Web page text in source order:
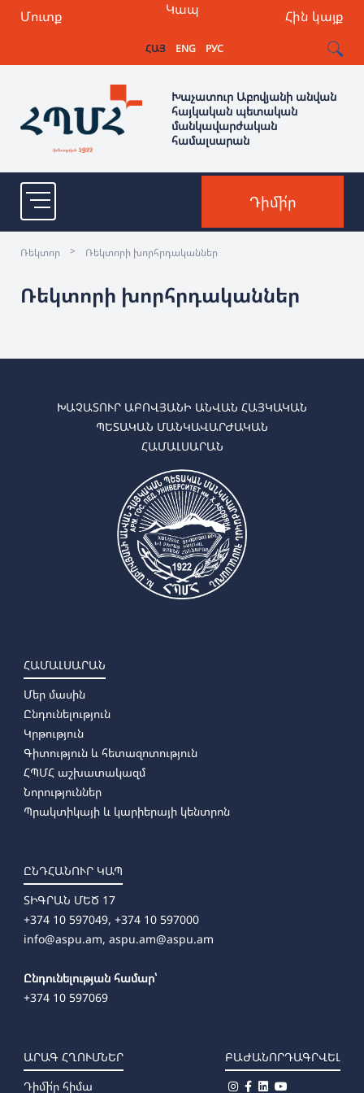
Մուտք Հին կայք
Կապ
ՀԱՅ ENG РУС
Խաչատուր Աբովյանի անվան
հայկական պետական
մանկավարժական
համալսարան
Դիմի՛ր
Ռեկտոր > Ռեկտորի խորհրդականներ
Ռեկտորի խորհրդականներ
ԽԱՉԱՏՈՒՐ ԱԲՈՎՅԱՆԻ ԱՆՎԱՆ ՀԱՅԿԱԿԱՆ
ՊԵՏԱԿԱՆ ՄԱՆԿԱՎԱՐԺԱԿԱՆ
ՀԱՄԱԼՍԱՐԱՆ
ՀԱՄԱԼՍԱՐԱՆ
Մեր մասին
Ընդունելություն
Կրթություն
Գիտություն և հետազոտություն
ՀՊՄՀ աշխատակազմ
Նորություններ
Պրակտիկայի և կարիերայի կենտրոն
ԸՆԴՀԱՆՈՒՐ ԿԱՊ
ՏԻԳՐԱՆ ՄԵԾ 17
+374 10 597049, +374 10 597000
info@aspu.am, aspu.am@aspu.am
Ընդունելության համար՝
+374 10 597069
ԱՐԱԳ ՀՂՈՒՄՆԵՐ
Դիմի՛ր հիմա
ԲԱԺԱՆՈՐԴԱԳՐՎԵԼ